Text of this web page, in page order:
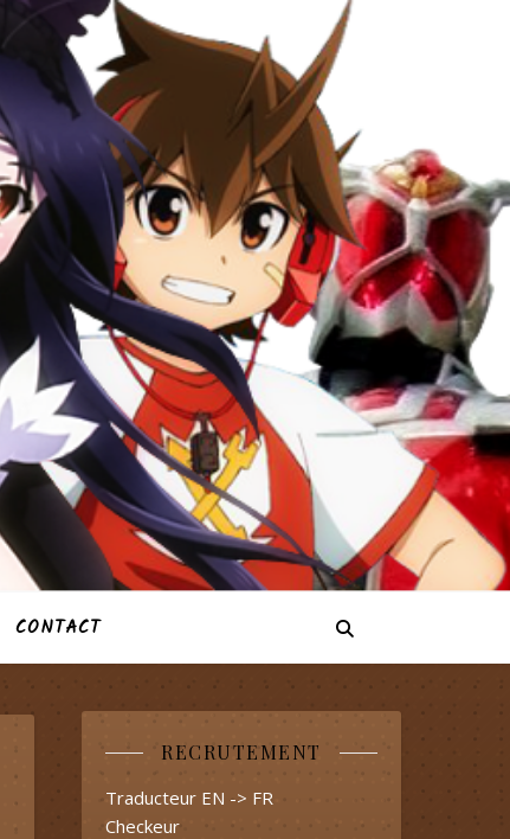
CONTACT
RECRUTEMENT
Traducteur EN -> FR
Checkeur